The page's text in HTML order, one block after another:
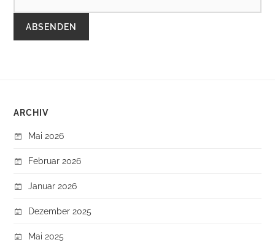
ARCHIV
Mai 2026
Februar 2026
Januar 2026
Dezember 2025
Mai 2025